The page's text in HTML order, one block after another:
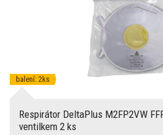
balení: 2ks
Respirátor DeltaPlus M2FP2VW
ventilkem 2 ks